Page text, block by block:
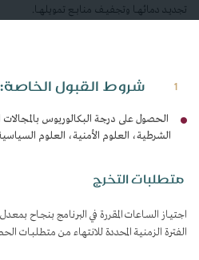
تجديــد دمائهــا وتجفيــف منابــع تمويلهــا.
1 شروط القبول الخاصة:
الحصول على درجة البكالوريوس بالمجالات
الشرطية، العلوم الأمنية، العلوم
​ متطلبات التخرج
الفترة الزمنيـة المحددة للانتهاء مـن متطلبـات